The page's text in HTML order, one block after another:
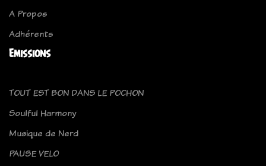
A Propos
Adhérents
Emissions
TOUT EST BON DANS LE POCHON
Soulful Harmony
Musique de Nerd
PAUSE VELO